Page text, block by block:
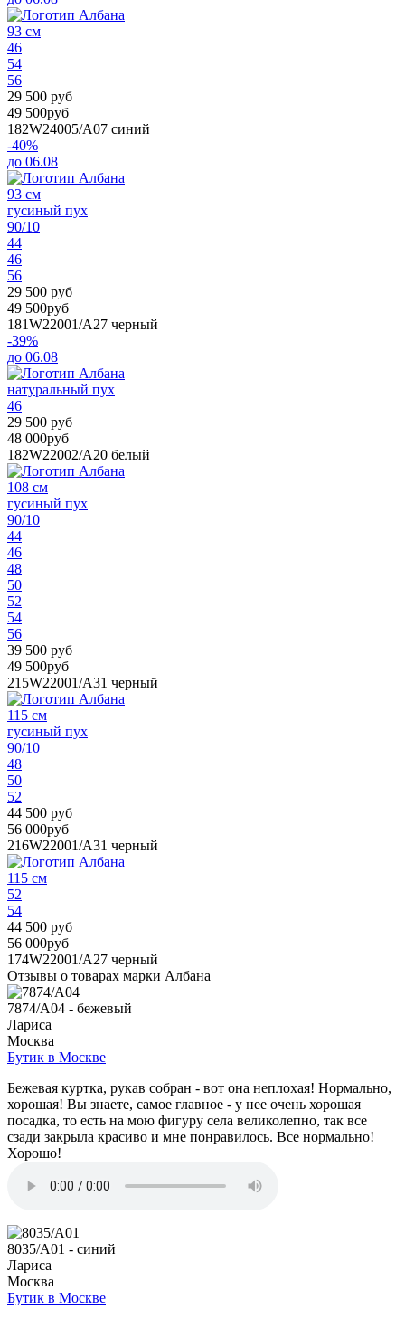
93 см
46
54
56
29 500 руб
49 500руб
182W24005/А07 синий
-40%
до 06.08
93 см
гусиный пух
90/10
44
46
56
29 500 руб
49 500руб
181W22001/A27 черный
-39%
до 06.08
натуральный пух
46
29 500 руб
48 000руб
182W22002/А20 белый
108 см
гусиный пух
90/10
44
46
48
50
52
54
56
39 500 руб
49 500руб
215W22001/A31 черный
115 см
гусиный пух
90/10
48
50
52
44 500 руб
56 000руб
216W22001/A31 черный
115 см
52
54
44 500 руб
56 000руб
174W22001/A27 черный
Отзывы о товарах марки Албана
7874/A04 - бежевый
Лариса
Москва
Бутик в Москве
Бежевая куртка, рукав собран - вот она неплохая! Нормально,
хорошая! Вы знаете, самое главное - у нее очень хорошая
посадка, то есть на мою фигуру села великолепно, так все
сзади закрыла красиво и мне понравилось. Все нормально!
Хорошо!
8035/A01 - синий
Лариса
Москва
Бутик в Москве